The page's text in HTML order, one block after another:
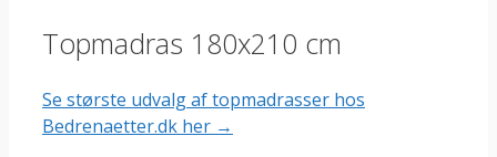
Topmadras 180x210 cm
Se største udvalg af topmadrasser hos
Bedrenaetter.dk her →